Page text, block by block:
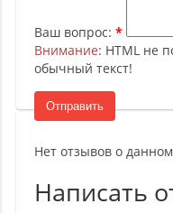
Ваш вопрос:
Внимание: HTML не
обычный текст!
Отправить
Нет отзывов о
Написать